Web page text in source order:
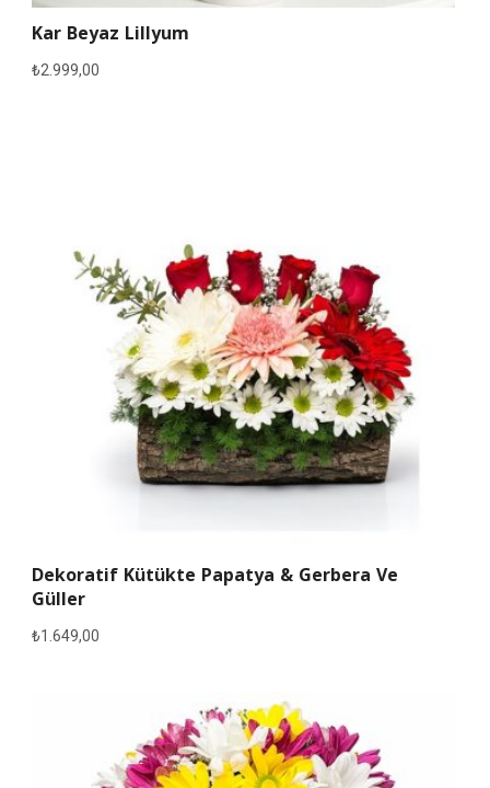
Kar Beyaz Lillyum
₺2.999,00
Dekoratif Kütükte Papatya & Gerbera Ve
Güller
₺1.649,00